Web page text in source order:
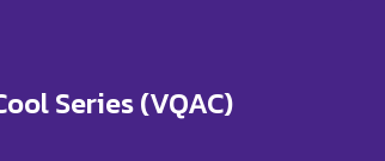
Series (VQAC)